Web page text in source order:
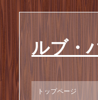
ルブ・
トップページ